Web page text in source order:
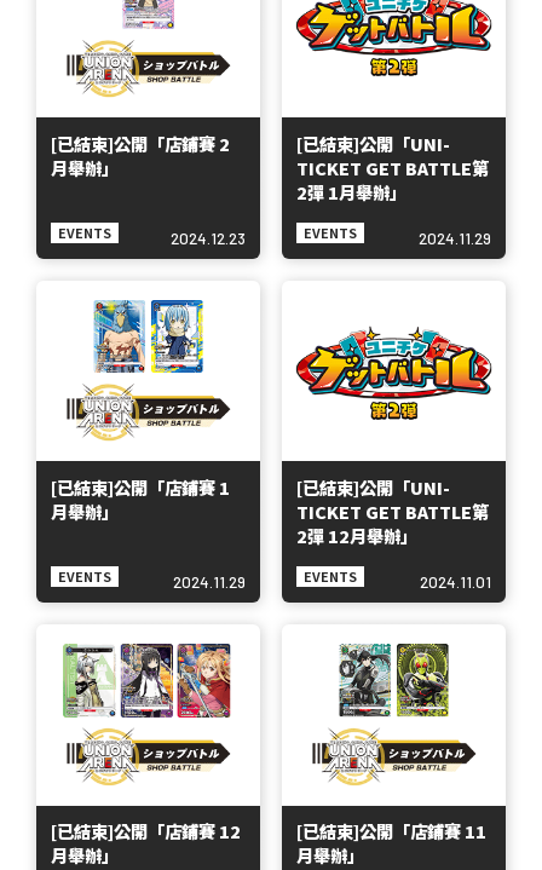
[已結束]公開「店鋪賽 2
月舉辦」
EVENTS 2024.12.23
[已結束]公開「UNI-
TICKET GET BATTLE第
2彈 1月舉辦」
EVENTS 2024.11.29
[已結束]公開「店鋪賽 1
月舉辦」
EVENTS 2024.11.29
[已結束]公開「UNI-
TICKET GET BATTLE第
2彈 12月舉辦」
EVENTS 2024.11.01
[已結束]公開「店鋪賽 12
月舉辦」
[已結束]公開「店鋪賽 11
月舉辦」